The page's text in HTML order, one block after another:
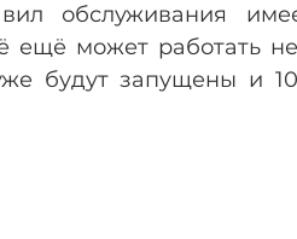
обслуживания
ещё может работать
будут запущены и